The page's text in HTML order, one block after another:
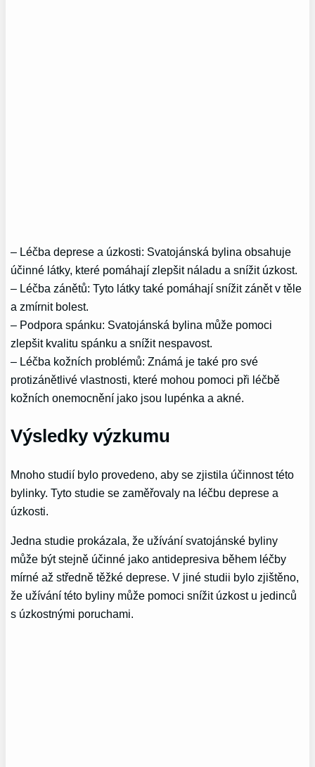
– Léčba deprese a úzkosti: Svatojánská bylina obsahuje
účinné látky, které pomáhají zlepšit náladu a snížit úzkost.
– Léčba zánětů: Tyto látky také pomáhají snížit zánět v těle
a zmírnit bolest.
– Podpora spánku: Svatojánská bylina může pomoci
zlepšit kvalitu spánku a snížit nespavost.
– Léčba kožních problémů: Známá je také pro své
protizánětlivé vlastnosti, které mohou pomoci při léčbě
kožních onemocnění jako jsou lupénka a akné.
Výsledky výzkumu
Mnoho studií bylo provedeno, aby se zjistila účinnost této
bylinky. Tyto studie se zaměřovaly na léčbu deprese a
úzkosti.
Jedna studie prokázala, že užívání svatojánské byliny
může být stejně účinné jako antidepresiva během léčby
mírné až středně těžké deprese. V jiné studii bylo zjištěno,
že užívání této byliny může pomoci snížit úzkost u jedinců
s úzkostnými poruchami.